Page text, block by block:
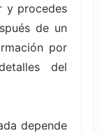
y procedes
de un
por
del
depende